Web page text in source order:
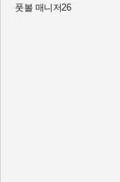
풋볼 매니저26